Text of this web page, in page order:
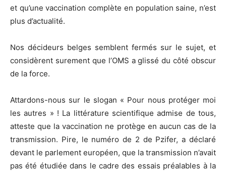
et qu’une vaccination complète en population saine, n’est
plus d’actualité.
Nos décideurs belges semblent fermés sur le sujet, et
considèrent surement que l’OMS a glissé du côté obscur
de la force.
Attardons-nous sur le slogan « Pour nous protéger moi
les autres » ! La littérature scientifique admise de tous,
atteste que la vaccination ne protège en aucun cas de la
transmission. Pire, le numéro de 2 de Pzifer, a déclaré
devant le parlement européen, que la transmission n’avait
pas été étudiée dans le cadre des essais préalables à la